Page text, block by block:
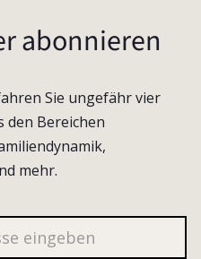
abonnieren
Sie ungefähr vier
den Bereichen
mehr.